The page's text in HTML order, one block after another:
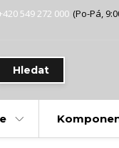
Hledat
549 272 000 (Po-Pá,